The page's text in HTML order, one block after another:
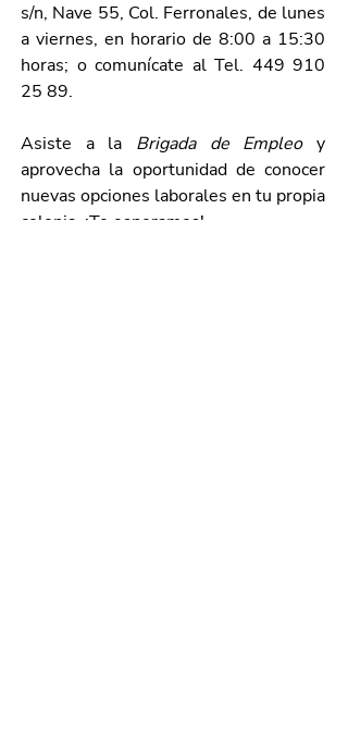
s/n, Nave 55, Col. Ferronales, de lunes
a viernes, en horario de 8:00 a 15:30
horas; o comunícate al Tel. 449 910
25 89.
Asiste a la Brigada de Empleo y
aprovecha la oportunidad de conocer
nuevas opciones laborales en tu propia
colonia. ¡Te esperamos!